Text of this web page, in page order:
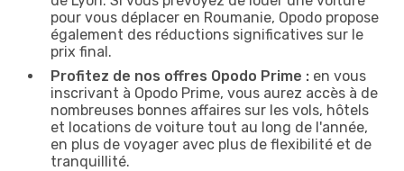
pour vous déplacer en Roumanie, Opodo propose
également des réductions significatives sur le
prix final.
Profitez de nos offres Opodo Prime : en vous
inscrivant à Opodo Prime, vous aurez accès à de
nombreuses bonnes affaires sur les vols, hôtels
et locations de voiture tout au long de l'année,
en plus de voyager avec plus de flexibilité et de
tranquillité.